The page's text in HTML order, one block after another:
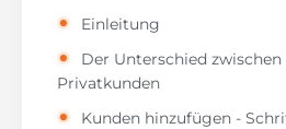
Einleitung
Der Unterschied
Privatkunden
Kunden hinzufügen -